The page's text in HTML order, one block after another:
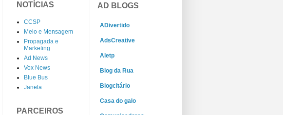
NOTÍCIAS
CCSP
Meio e Mensagem
Propagada e
Marketing
Ad News
Vox News
Blue Bus
Janela
PARCEIROS
AD BLOGS
ADivertido
AdsCreative
Aletp
Blog da Rua
Blogcitário
Casa do galo